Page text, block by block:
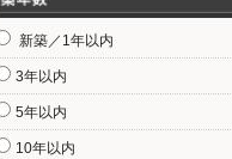
新築／1年以内
3年以内
5年以内
10年以内